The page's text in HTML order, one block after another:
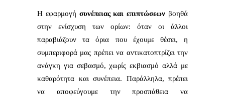
Η εφαρμογή συνέπειας και επιπτώσεων βοηθά
στην ενίσχυση των ορίων: όταν οι άλλοι
παραβιάζουν τα όρια που έχουμε θέσει, η
συμπεριφορά μας πρέπει να αντικατοπτρίζει την
ανάγκη για σεβασμό, χωρίς εκβιασμό αλλά με
καθαρότητα και συνέπεια. Παράλληλα, πρέπει
να αποφεύγουμε την προσπάθεια να